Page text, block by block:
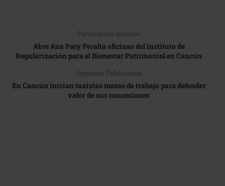
Publicación anterior
Abre Ana Paty Peralta oficinas del Instituto de
Regularización para el Bienestar Patrimonial en Cancún
Siguiente Publicación
En Cancún inician taxistas mesas de trabajo para defender
valor de sus concesiones